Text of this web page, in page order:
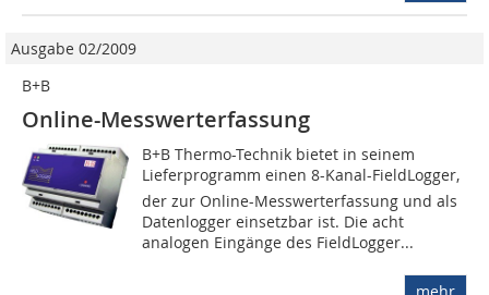
Ausgabe 02/2009
B+B
Online-Messwerterfassung
B+B Thermo-Technik bietet in seinem
Lieferprogramm einen 8-Kanal-FieldLogger,
der zur Online-Messwerterfassung und als
Datenlogger einsetzbar ist. Die acht
analogen Eingänge des FieldLogger...